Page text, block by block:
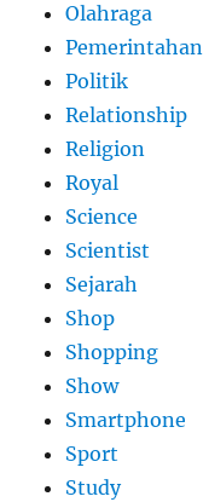
Olahraga
Pemerintahan
Politik
Relationship
Religion
Royal
Science
Scientist
Sejarah
Shop
Shopping
Show
Smartphone
Sport
Study